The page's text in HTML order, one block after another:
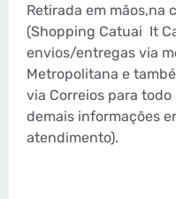
Retirada em mãos,na
(Shopping Catuai It
envios/entregas via
Metropolitana e
via Correios para
demais informações
atendimento).